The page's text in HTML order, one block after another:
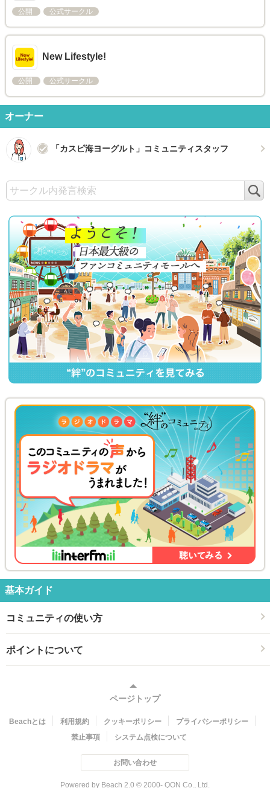
公開 公式サークル
New Lifestyle!
公開 公式サークル
オーナー
「カスピ海ヨーグルト」コミュニティスタッフ
基本ガイド
コミュニティの使い方
ポイントについて
ページトップ
Beachとは 利用規約 クッキーポリシー
プライバシーポリシー
禁止事項
システム点検について
お問い合わせ
Powered by Beach 2.0 © 2000- QON Co., Ltd.